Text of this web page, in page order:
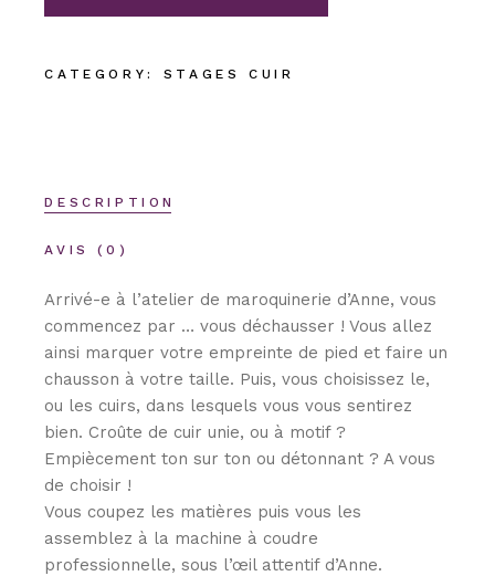
CATEGORY: STAGES CUIR
DESCRIPTION
AVIS (0)
Arrivé-e à l’atelier de maroquinerie d’Anne, vous
commencez par … vous déchausser ! Vous allez
ainsi marquer votre empreinte de pied et faire un
chausson à votre taille. Puis, vous choisissez le,
ou les cuirs, dans lesquels vous vous sentirez
bien. Croûte de cuir unie, ou à motif ?
Empiècement ton sur ton ou détonnant ? A vous
de choisir !
Vous coupez les matières puis vous les
assemblez à la machine à coudre
professionnelle, sous l’œil attentif d’Anne.